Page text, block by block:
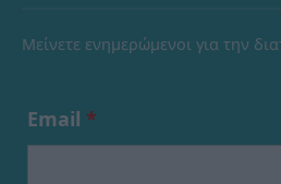
Μείνετε ενημερώμενοι για την
Email *